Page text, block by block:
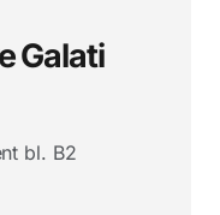
Galati
bl. B2